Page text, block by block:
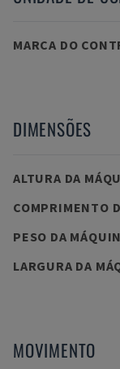
MARCA DO
DIMENSÕES
ALTURA DA
COMPRIMENTO
PESO DA
LARGURA DA
MOVIMENTO